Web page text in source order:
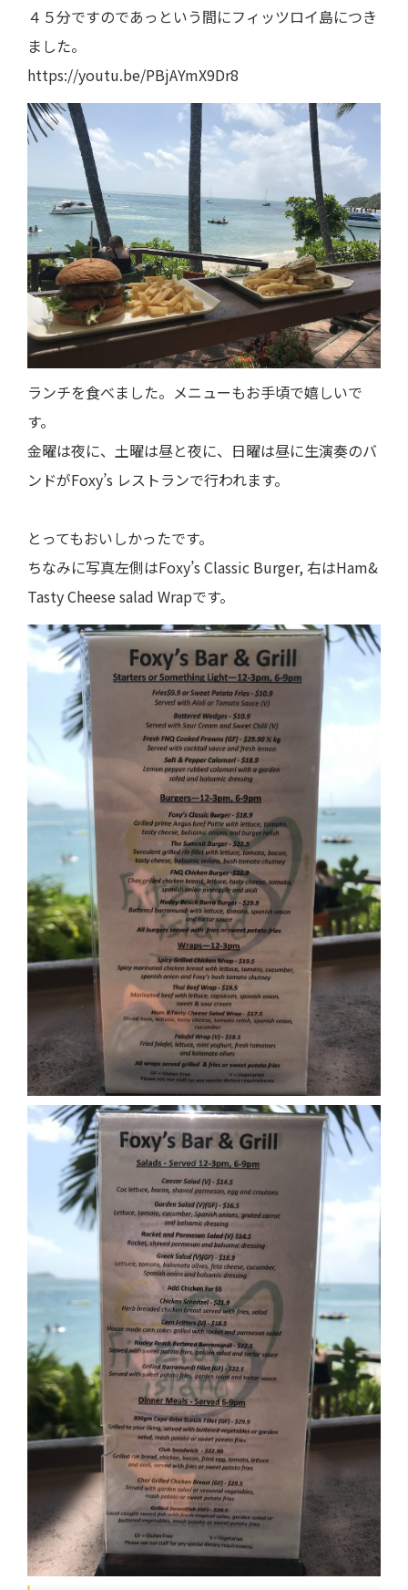
４５分ですのであっという間にフィッツロイ島につき
ました。
https://youtu.be/PBjAYmX9Dr8
ランチを食べました。メニューもお手頃で嬉しいで
す。
金曜は夜に、土曜は昼と夜に、日曜は昼に生演奏のバ
ンドがFoxy’s レストランで行われます。
とってもおいしかったです。
ちなみに写真左側はFoxy’s Classic Burger, 右はHam&
Tasty Cheese salad Wrapです。